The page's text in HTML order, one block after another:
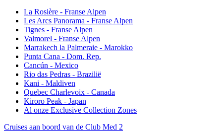
La Rosière - Franse Alpen
Les Arcs Panorama - Franse Alpen
Tignes - Franse Alpen
Valmorel - Franse Alpen
Marrakech la Palmeraie - Marokko
Punta Cana - Dom. Rep.
Cancún - Mexico
Rio das Pedras - Brazilië
Kani - Maldiven
Quebec Charlevoix - Canada
Kiroro Peak - Japan
Al onze Exclusive Collection Zones
Cruises aan boord van de Club Med 2